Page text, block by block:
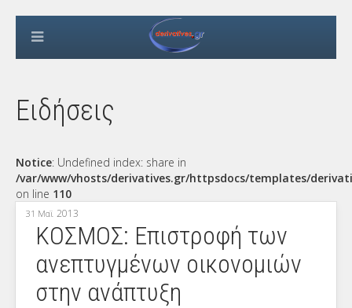
Ειδήσεις
Notice: Undefined index: share in
/var/www/vhosts/derivatives.gr/httpsdocs/templates/
on line 110
31 Μαϊ 2013
ΚΟΣΜΟΣ: Επιστροφή των
ανεπτυγμένων οικονομιών
στην ανάπτυξη